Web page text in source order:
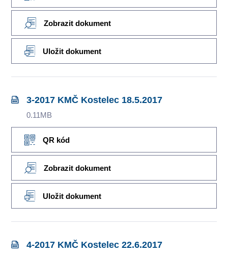
Zobrazit dokument
Uložit dokument
3-2017 KMČ Kostelec 18.5.2017
0.11MB
QR kód
Zobrazit dokument
Uložit dokument
4-2017 KMČ Kostelec 22.6.2017